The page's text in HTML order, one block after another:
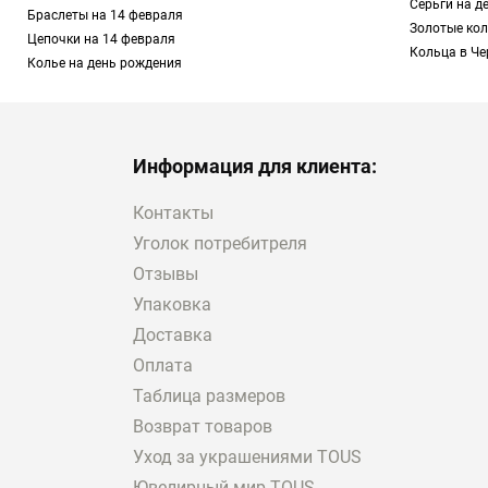
Золото 750 пробы.
в каталоге TOUS.
в виде медведей,
Львове, обратите
использования в
Рассмотрим
единственном
хорошо
Браслеты на 14 февраля
Цепочки на 14 февраля
Колье на день рождения
Серьги на
Золотые
Кольца в
Информация для клиента:
Контакты
Уголок потребитреля
Отзывы
Упаковка
Доставка
Оплата
Таблица размеров
Возврат товаров
Уход за украшениями TOUS